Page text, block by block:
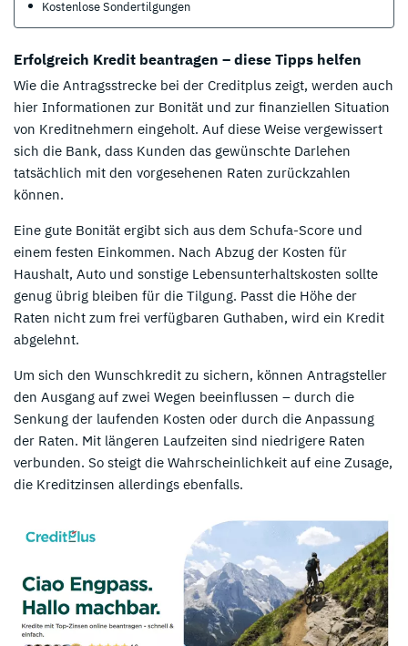
Kostenlose Sondertilgungen
Erfolgreich Kredit beantragen – diese Tipps helfen
Wie die Antragsstrecke bei der Creditplus zeigt, werden auch
hier Informationen zur Bonität und zur finanziellen Situation
von Kreditnehmern eingeholt. Auf diese Weise vergewissert
sich die Bank, dass Kunden das gewünschte Darlehen
tatsächlich mit den vorgesehenen Raten zurückzahlen
können.
Eine gute Bonität ergibt sich aus dem Schufa-Score und
einem festen Einkommen. Nach Abzug der Kosten für
Haushalt, Auto und sonstige Lebensunterhaltskosten sollte
genug übrig bleiben für die Tilgung. Passt die Höhe der
Raten nicht zum frei verfügbaren Guthaben, wird ein Kredit
abgelehnt.
Um sich den Wunschkredit zu sichern, können Antragsteller
den Ausgang auf zwei Wegen beeinflussen – durch die
Senkung der laufenden Kosten oder durch die Anpassung
der Raten. Mit längeren Laufzeiten sind niedrigere Raten
verbunden. So steigt die Wahrscheinlichkeit auf eine Zusage,
die Kreditzinsen allerdings ebenfalls.